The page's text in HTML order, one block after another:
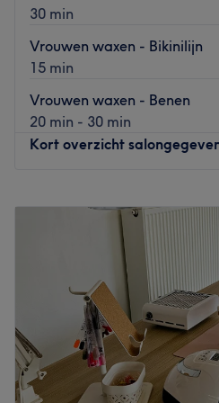
30 min
Vrouwen waxen - Bikinilijn
15 min
Vrouwen waxen - Benen
20 min - 30 min
Kort overzicht
Dinsdag
Zaterdag
Zondag
GLT skincare is een
Lokeren dat is gespecialiseerd